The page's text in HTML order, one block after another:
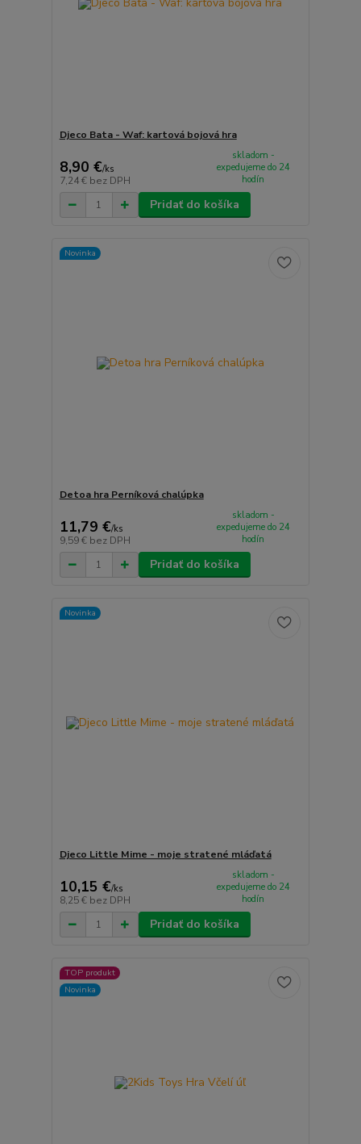
Djeco Bata - Waf: kartová bojová hra
8,90 €/ks
7,24 € bez DPH
skladom -
expedujeme do 24
hodín
Pridať do košíka
Novinka
Detoa hra Perníková chalúpka
11,79 €/ks
9,59 € bez DPH
skladom -
expedujeme do 24
hodín
Pridať do košíka
Novinka
Djeco Little Mime - moje stratené mláďatá
10,15 €/ks
8,25 € bez DPH
skladom -
expedujeme do 24
hodín
Pridať do košíka
TOP produkt
Novinka